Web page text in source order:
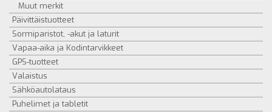
Muut merkit
Päivittäistuotteet
Sormiparistot, -akut ja laturit
Vapaa-aika ja Kodintarvikkeet
GPS-tuotteet
Valaistus
Sähköautolataus
Puhelimet ja tabletit